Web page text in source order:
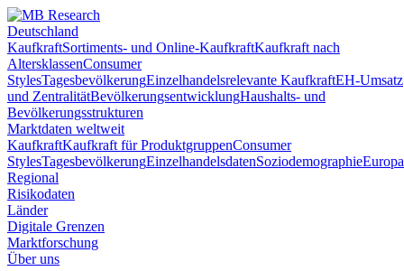
Deutschland
KaufkraftSortiments- und Online-KaufkraftKaufkraft nach
AltersklassenConsumer
StylesTagesbevölkerungEinzelhandelsrelevante KaufkraftEH-Umsatz
und ZentralitätBevölkerungsentwicklungHaushalts- und
Bevölkerungsstrukturen
Marktdaten weltweit
KaufkraftKaufkraft für ProduktgruppenConsumer
StylesTagesbevölkerungEinzelhandelsdatenSoziodemographieEuropa
Regional
Risikodaten
Länder
Digitale Grenzen
Marktforschung
Über uns